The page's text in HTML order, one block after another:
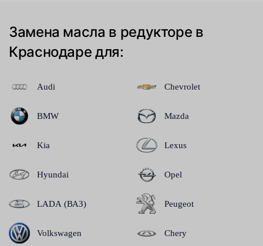
Замена масла в редукторе в
Краснодаре для:
Audi
BMW
Kia
Hyundai
LADA (ВАЗ)
Volkswagen
Chevrolet
Mazda
Lexus
Opel
Peugeot
Chery